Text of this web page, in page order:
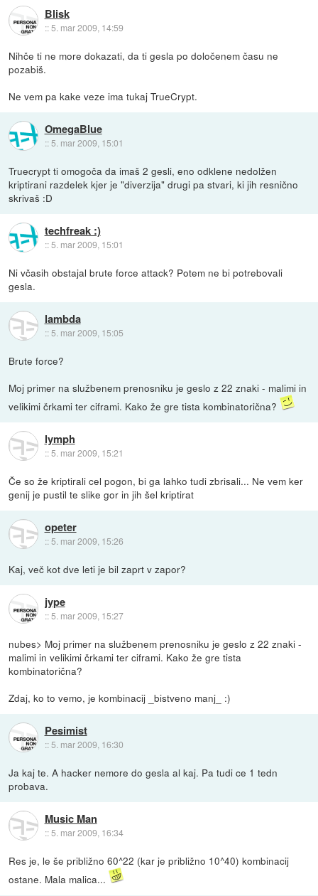
Blisk
::5. mar 2009, 14:59
Nihče ti ne more dokazati, da ti gesla po določenem času ne
pozabiš.
Ne vem pa kake veze ima tukaj TrueCrypt.
OmegaBlue
:: 5. mar 2009, 15:01
Truecrypt ti omogoča da imaš 2 gesli, eno odklene nedolžen
kriptirani razdelek kjer je "diverzija" drugi pa stvari, ki jih resnično
skrivaš :D
techfreak :)
::5. mar 2009, 15:01
Ni včasih obstajal brute force attack? Potem ne bi potrebovali
gesla.
lambda
:: 5. mar 2009, 15:05
Brute force?
Moj primer na službenem prenosniku je geslo z 22 znaki - malimi in
velikimi črkami ter ciframi. Kako že gre tista kombinatorična?
lymph
::5. mar 2009, 15:21
Če so že kriptirali cel pogon, bi ga lahko tudi zbrisali... Ne vem ker
genij je pustil te slike gor in jih šel kriptirat
opeter
:: 5. mar 2009, 15:26
Kaj, več kot dve leti je bil zaprt v zapor?
jype
::5. mar 2009, 15:27
nubes> Moj primer na službenem prenosniku je geslo z 22 znaki -
malimi in velikimi črkami ter ciframi. Kako že gre tista
kombinatorična?
Zdaj, ko to vemo, je kombinacij _bistveno manj_ :)
Pesimist
:: 5. mar 2009, 16:30
Ja kaj te. A hacker nemore do gesla al kaj. Pa tudi ce 1 tedn
probava.
Music Man
::5. mar 2009, 16:34
Res je, le še približno 60^22 (kar je približno 10^40) kombinacij
ostane. Mala malica...